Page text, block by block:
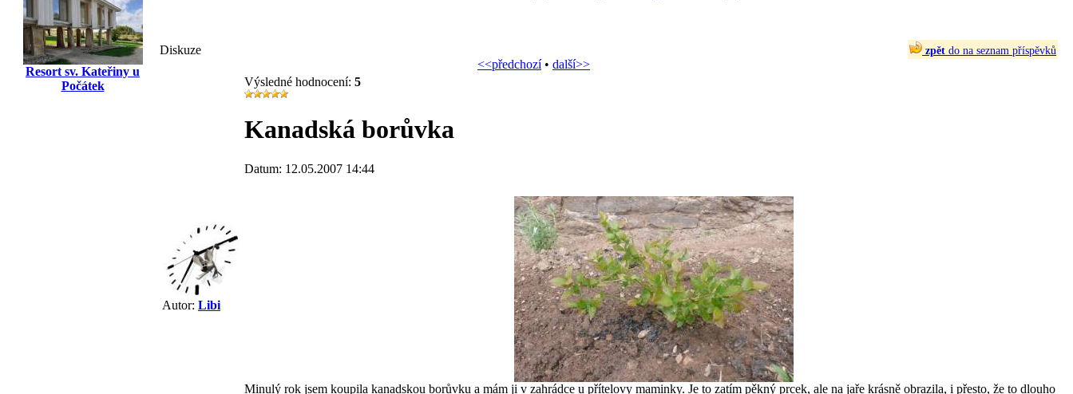
Resort sv. Kateřiny u
Počátek
zpět do na seznam příspěvků
Diskuze
<<předchozí• další>>
Autor: Libi
Výsledné hodnocení: 5
Kanadská borůvka
Datum: 12.05.2007 14:44
Minulý rok jsem koupila kanadskou borůvku a mám ji v zahrádce u přítelovy maminky. Je to zatím pěkný prcek, ale na jaře krásně obrazila, i přesto, že to dlouho